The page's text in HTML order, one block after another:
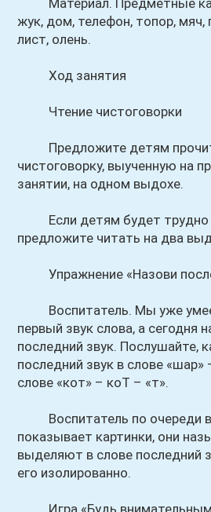
Материал. Предметные
жук, дом, телефон, топор, мяч,
лист, олень.
Ход занятия
Чтение чистоговорки
Предложите детям
чистоговорку, выученную на
занятии, на одном выдохе.
Если детям будет трудно
предложите читать на два
Упражнение «Назови
Воспитатель. Мы уже
первый звук слова, а сегодня
последний звук. Послушайте,
последний звук в слове «шар»
слове «кот» – коТ – «т».
Воспитатель по очереди
показывает картинки, они
выделяют в слове последний
его изолированно.
Игра «Будь